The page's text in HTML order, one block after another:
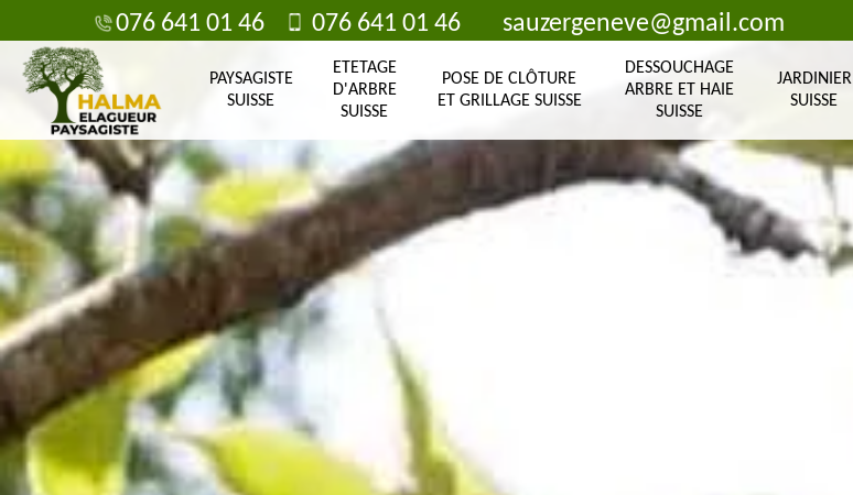
076 641 01 46 076 641 01 46 sauzergeneve@gmail.com
PAYSAGISTE
SUISSE
ETETAGE
D'ARBRE
SUISSE
POSE DE CLÔTURE
ET GRILLAGE SUISSE
DESSOUCHAGE
ARBRE ET HAIE
SUISSE
JARDINIER
SUISSE